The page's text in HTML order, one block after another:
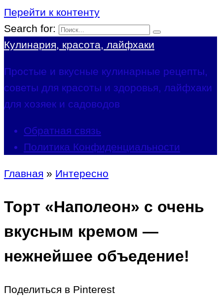
Перейти к контенту
Search for:
Кулинария, красота, лайфхаки
Простые и вкусные кулинарные рецепты,
советы для красоты и здоровья, лайфхаки
для хозяек и садоводов
Обратная связь
Политика Конфиденциальности
Главная » Интересно
Торт «Наполеон» с очень
вкусным кремом —
нежнейшее объедение!
Поделиться в Pinterest